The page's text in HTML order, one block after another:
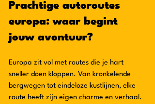
Prachtige autoroutes
europa: waar begint
jouw avontuur?
Europa zit vol met routes die je hart
sneller doen kloppen. Van kronkelende
bergwegen tot eindeloze kustlijnen, elke
route heeft zijn eigen charme en verhaal.